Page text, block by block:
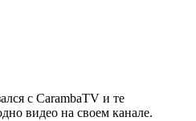
с CarambaTV и те
видео на своем канале.